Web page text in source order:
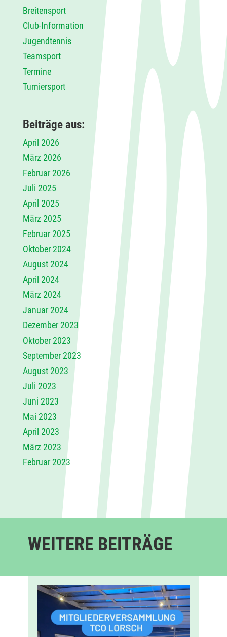
Breitensport
Club-Information
Jugendtennis
Teamsport
Termine
Turniersport
Beiträge aus:
April 2026
März 2026
Februar 2026
Juli 2025
April 2025
März 2025
Februar 2025
Oktober 2024
August 2024
April 2024
März 2024
Januar 2024
Dezember 2023
Oktober 2023
September 2023
August 2023
Juli 2023
Juni 2023
Mai 2023
April 2023
März 2023
Februar 2023
WEITERE BEITRÄGE